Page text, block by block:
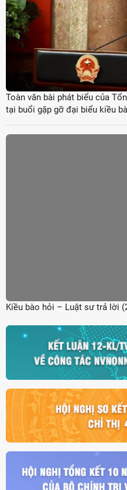
Toàn văn bài phát biểu của
tại buổi gặp gỡ đại biểu kiều
Kiều bào hỏi – Luật sư trả lời